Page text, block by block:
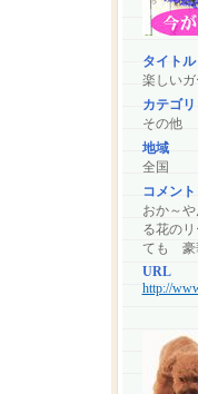
タイトル
楽しいガ
カテゴリ
その他
地域
全国
コメント
おか～
る花の
ても 豪
URL
http://